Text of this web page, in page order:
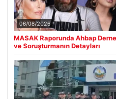
06/08/2026
MASAK Raporunda Ahbap
ve Soruşturmanın Detayları